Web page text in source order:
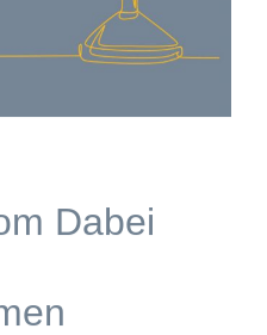
Dabei